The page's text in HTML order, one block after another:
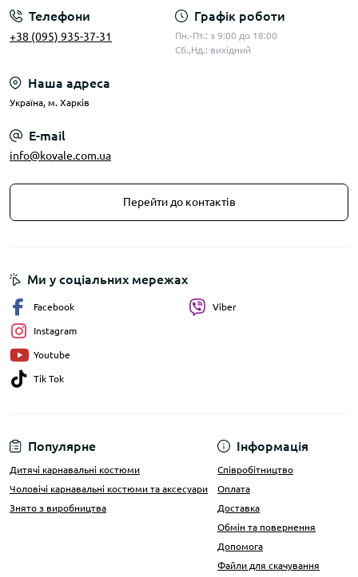
Телефони
+38 (095) 935-37-31
Графік роботи
Пн.-Пт.: з 9:00 до 18:00
Сб.,Нд.: вихідний
Наша адреса
Українa, м. Харків
E-mail
info@kovale.com.ua
Перейти до контактів
Популярне
Дитячі карнавальні костюми
Чоловічі карнавальні костюми та аксесуари
Знято з виробництва
Інформація
Співробітництво
Оплата
Доставка
Обмін та повернення
Допомога
Файли для скачування
Ми у соціальних мережах
Facebook
Instagram
Youtube
Tik Tok
Viber